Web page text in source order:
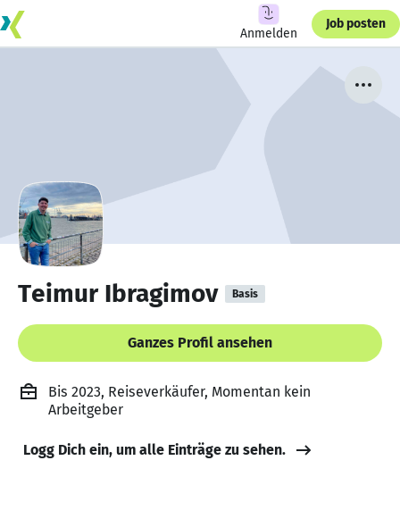
Anmelden
Job posten
Teimur Ibragimov Basis
Ganzes Profil ansehen
Bis 2023, Reiseverkäufer, Momentan kein
Arbeitgeber
Logg Dich ein, um alle Einträge zu sehen.